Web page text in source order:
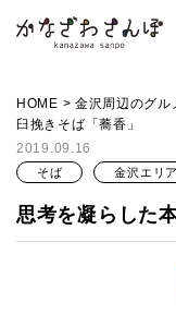
HOME > 金沢周辺のグル
臼挽きそば「蕎香」
2019.09.16
そば 金沢エリア
思考を凝らした